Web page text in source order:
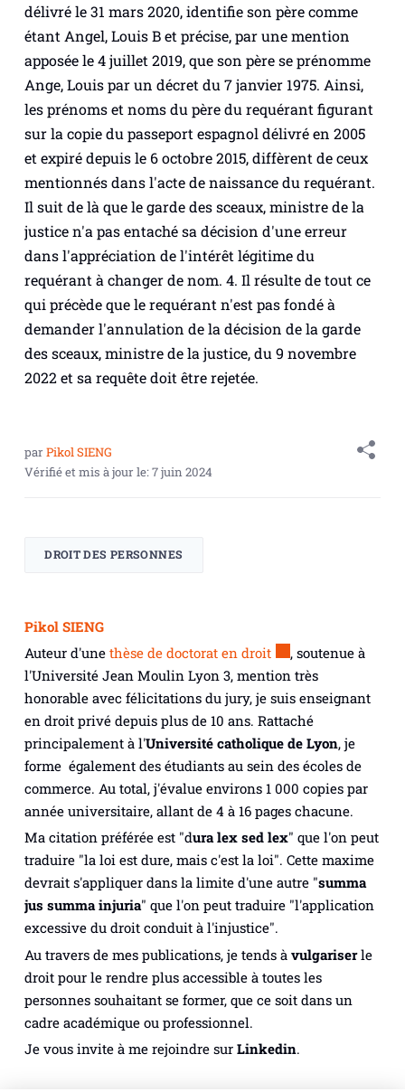
délivré le 31 mars 2020, identifie son père comme
étant Angel, Louis B et précise, par une mention
apposée le 4 juillet 2019, que son père se prénomme
Ange, Louis par un décret du 7 janvier 1975. Ainsi,
les prénoms et noms du père du requérant figurant
sur la copie du passeport espagnol délivré en 2005
et expiré depuis le 6 octobre 2015, diffèrent de ceux
mentionnés dans l'acte de naissance du requérant.
Il suit de là que le garde des sceaux, ministre de la
justice n'a pas entaché sa décision d'une erreur
dans l'appréciation de l'intérêt légitime du
requérant à changer de nom. 4. Il résulte de tout ce
qui précède que le requérant n'est pas fondé à
demander l'annulation de la décision de la garde
des sceaux, ministre de la justice, du 9 novembre
2022 et sa requête doit être rejetée.
par Pikol SIENG
Vérifié et mis à jour le:7 juin 2024
DROIT DES PERSONNES
Pikol SIENG
Auteur d'unethèse de doctorat en droit
, soutenue à
l'Université Jean Moulin Lyon 3, mention très
honorable avec félicitations du jury, je suis enseignant
en droit privé depuis plus de 10 ans. Rattaché
principalement à l'Université catholique de Lyon, je
forme également des étudiants au sein des écoles de
commerce. Au total, j'évalue environs 1 000 copies par
année universitaire, allant de 4 à 16 pages chacune.
Ma citation préférée est "dura lex sed lex" que l'on peut
traduire "la loi est dure, mais c'est la loi". Cette maxime
devrait s'appliquer dans la limite d'une autre "summa
jus summa injuria" que l'on peut traduire "l'application
excessive du droit conduit à l'injustice".
Au travers de mes publications, je tends à vulgariserle
droit pour le rendre plus accessible à toutes les
personnes souhaitant se former, que ce soit dans un
cadre académique ou professionnel.
Je vous invite à me rejoindre sur Linkedin.